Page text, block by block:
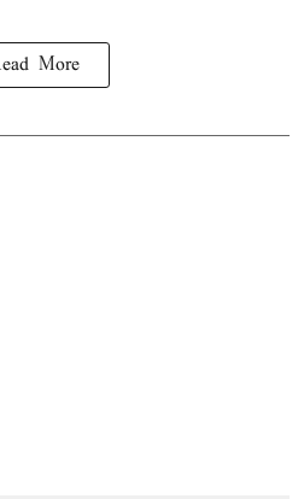
More